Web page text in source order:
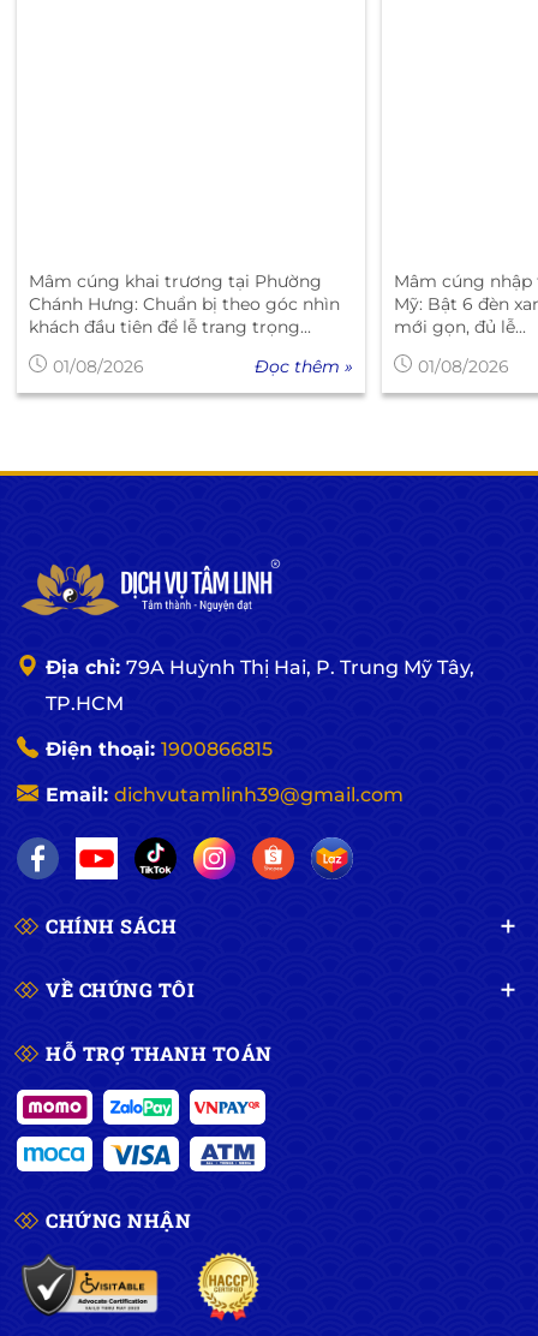
Mâm cúng khai trương tại Phường
Chánh Hưng: Chuẩn bị theo góc nhìn
khách đầu tiên để lễ trang trọng...
01/08/2026
Đọc thêm »
Mâm cúng
Mỹ: Bật 6 đèn
mới gọn, đủ lễ...
01/08/2026
Địa chỉ: 79A Huỳnh Thị Hai, P. Trung Mỹ Tây,
TP.HCM
Điện thoại: 1900866815
Email: dichvutamlinh39@gmail.com
CHÍNH SÁCH
VỀ CHÚNG TÔI
HỖ TRỢ THANH TOÁN
CHỨNG NHẬN